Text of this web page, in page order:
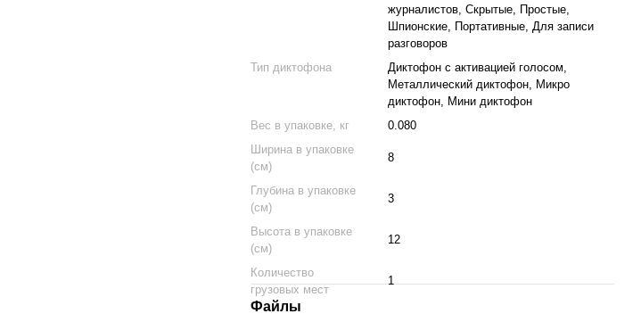
журналистов, Скрытые, Простые,
Шпионские, Портативные, Для записи
разговоров
Тип диктофона
Диктофон с активацией голосом,
Металлический диктофон, Микро
диктофон, Мини диктофон
Вес в упаковке, кг
0.080
Ширина в упаковке
(см)
8
Глубина в упаковке
(см)
3
Высота в упаковке
(см)
12
Количество
грузовых мест
1
Файлы